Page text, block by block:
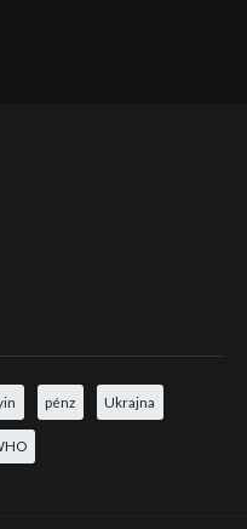
pénz Ukrajna